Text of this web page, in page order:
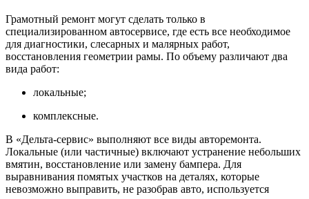
Грамотный ремонт могут сделать только в
специализированном автосервисе, где есть все необходимое
для диагностики, слесарных и малярных работ,
восстановления геометрии рамы. По объему различают два
вида работ:
локальные;
комплексные.
В «Дельта-сервис» выполняют все виды авторемонта.
Локальные (или частичные) включают устранение небольших
вмятин, восстановление или замену бампера. Для
выравнивания помятых участков на деталях, которые
невозможно выправить, не разобрав авто, используется